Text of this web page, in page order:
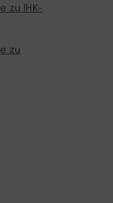
IHK-
zu